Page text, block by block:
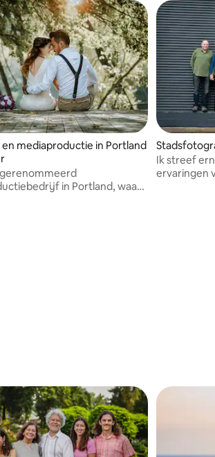
mediaproductie in Portland
in Portland, waar
Ik streef
ervaringen